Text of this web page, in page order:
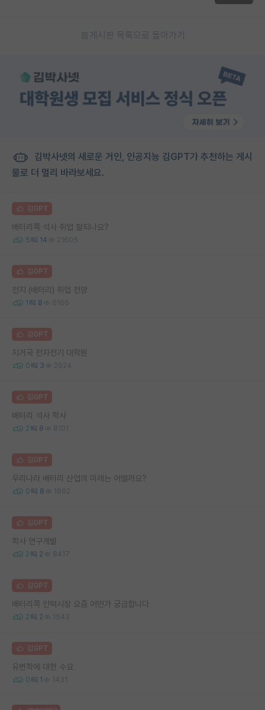
게시판 목록으로 돌아가기
김박사넷의 새로운 거인, 인공지능 김GPT가 추천하는 게시
물로 더 멀리 바라보세요.
김GPT
배터리쪽 석사 취업 잘되나요?
5 14 21605
김GPT
전지 (배터리) 취업 전망
1 8 6166
김GPT
지거국 전자전기 대학원
0 3 2924
김GPT
배터리 석사 학사
2 8 8101
김GPT
우리나라 배터리 산업의 미래는 어떨까요?
0 8 1862
김GPT
학사 연구개발
2 2 8417
김GPT
배터리쪽 인력시장 요즘 어떤가 궁금합니다
2 2 1543
김GPT
유변학에 대한 수요
0 1 1431